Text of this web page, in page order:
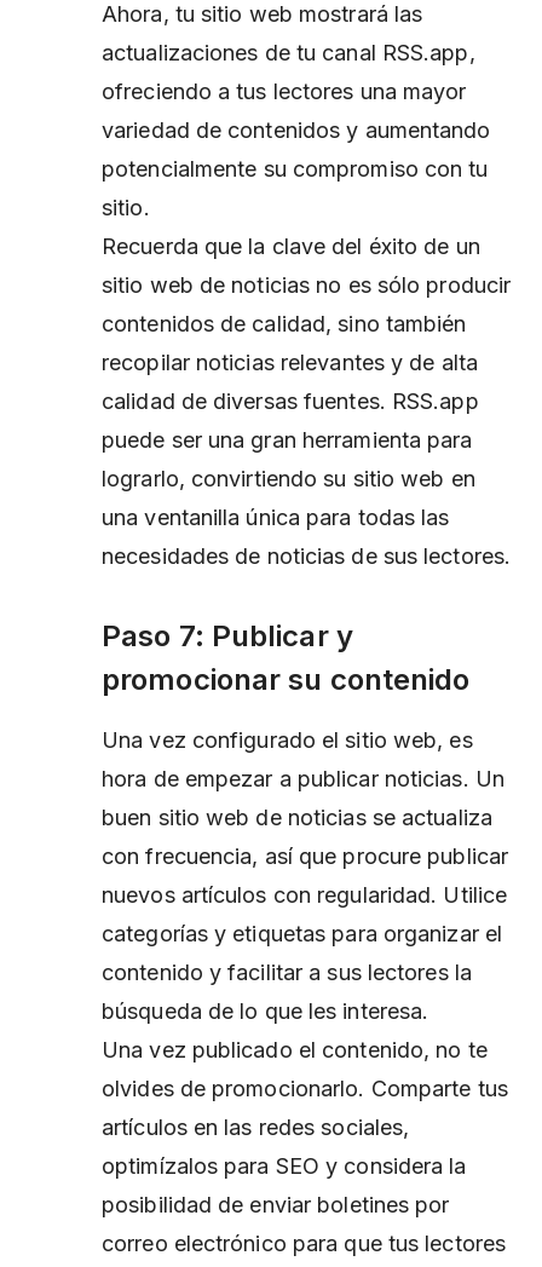
Ahora, tu sitio web mostrará las
actualizaciones de tu canal RSS.app,
ofreciendo a tus lectores una mayor
variedad de contenidos y aumentando
potencialmente su compromiso con tu
sitio.
Recuerda que la clave del éxito de un
sitio web de noticias no es sólo producir
contenidos de calidad, sino también
recopilar noticias relevantes y de alta
calidad de diversas fuentes. RSS.app
puede ser una gran herramienta para
lograrlo, convirtiendo su sitio web en
una ventanilla única para todas las
necesidades de noticias de sus lectores.
Paso 7: Publicar y
promocionar su contenido
Una vez configurado el sitio web, es
hora de empezar a publicar noticias. Un
buen sitio web de noticias se actualiza
con frecuencia, así que procure publicar
nuevos artículos con regularidad. Utilice
categorías y etiquetas para organizar el
contenido y facilitar a sus lectores la
búsqueda de lo que les interesa.
Una vez publicado el contenido, no te
olvides de promocionarlo. Comparte tus
artículos en las redes sociales,
optimízalos para SEO y considera la
posibilidad de enviar boletines por
correo electrónico para que tus lectores